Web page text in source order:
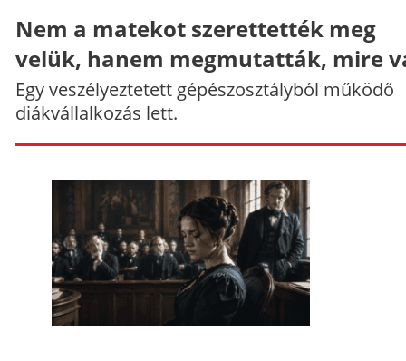
Nem a matekot szerettették meg
velük, hanem megmutatták, mire
Egy veszélyeztetett gépészosztályból működő
diákvállalkozás lett.